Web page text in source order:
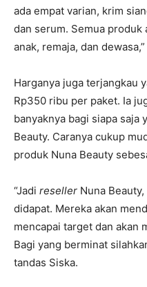
ada empat varian, krim
dan serum. Semua produk
anak, remaja, dan
Harganya juga terjangkau
Rp350 ribu per paket. Ia
banyaknya bagi siapa saja
Beauty. Caranya cukup
produk Nuna Beauty
“Jadi reseller Nuna
didapat. Mereka akan
mencapai target dan akan
Bagi yang berminat
tandas Siska.